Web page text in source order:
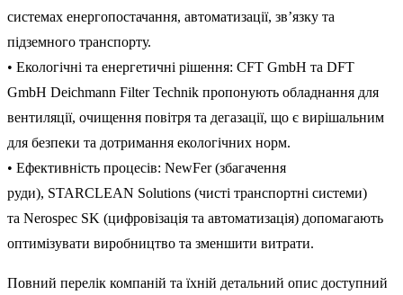
системах енергопостачання, автоматизації, зв’язку та
підземного транспорту.
• Екологічні та енергетичні рішення: CFT GmbH та DFT
GmbH Deichmann Filter Technik пропонують обладнання для
вентиляції, очищення повітря та дегазації, що є вирішальним
для безпеки та дотримання екологічних норм.
• Ефективність процесів: NewFer(збагачення
руди), STARCLEAN Solutions (чисті транспортні системи)
та Nerospec SK (цифровізація та автоматизація) допомагають
оптимізувати виробництво та зменшити витрати.
Повний перелік компаній та їхній детальний опис доступний